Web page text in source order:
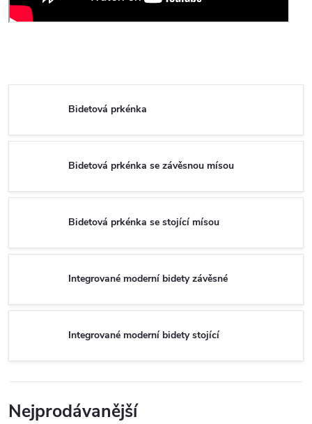
Bidetová prkénka
Bidetová prkénka se závěsnou mísou
Bidetová prkénka se stojící mísou
Integrované moderní bidety závěsné
Integrované moderní bidety stojící
Nejprodávanější